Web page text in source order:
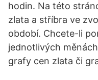
hodin. Na této
zlata a stříbra ve
období. Chcete-li
jednotlivých
grafy cen zlata či